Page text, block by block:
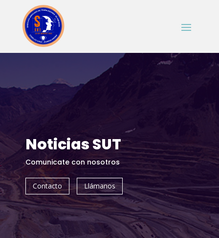
Noticias SUT
Comunicate con nosotros
Contacto Llámanos